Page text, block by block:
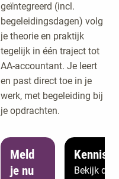
geïntegreerd (incl.
begeleidingsdagen) volg
je theorie en praktijk
tegelijk in één traject tot
AA-accountant. Je leert
en past direct toe in je
werk, met begeleiding bij
je opdrachten.
Meld
je nu
Bekijk de